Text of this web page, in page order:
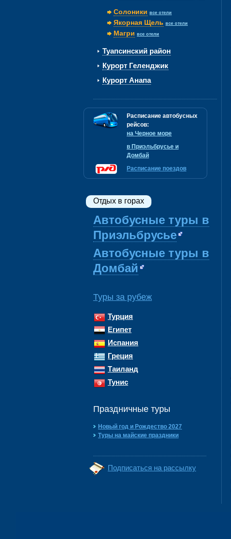
Солоники все отели
Якорная Щель все отели
Магри все отели
Туапсинский район
Курорт Геленджик
Курорт Анапа
Расписание автобусных
рейсов:
на Черное море
в Приэльбрусье и
Домбай
Расписание поездов
Отдых в горах
Автобусные туры в
Приэльбрусье
Автобусные туры в
Домбай
Туры за рубеж
Турция
Египет
Испания
Греция
Таиланд
Тунис
Праздничные туры
Новый год и Рождество 2027
Туры на майские праздники
Подписаться на рассылку